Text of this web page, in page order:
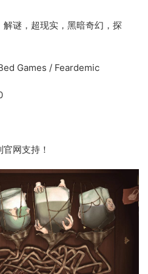
谜，超现实，黑暗奇幻，探
Games / Feardemic
网支持！